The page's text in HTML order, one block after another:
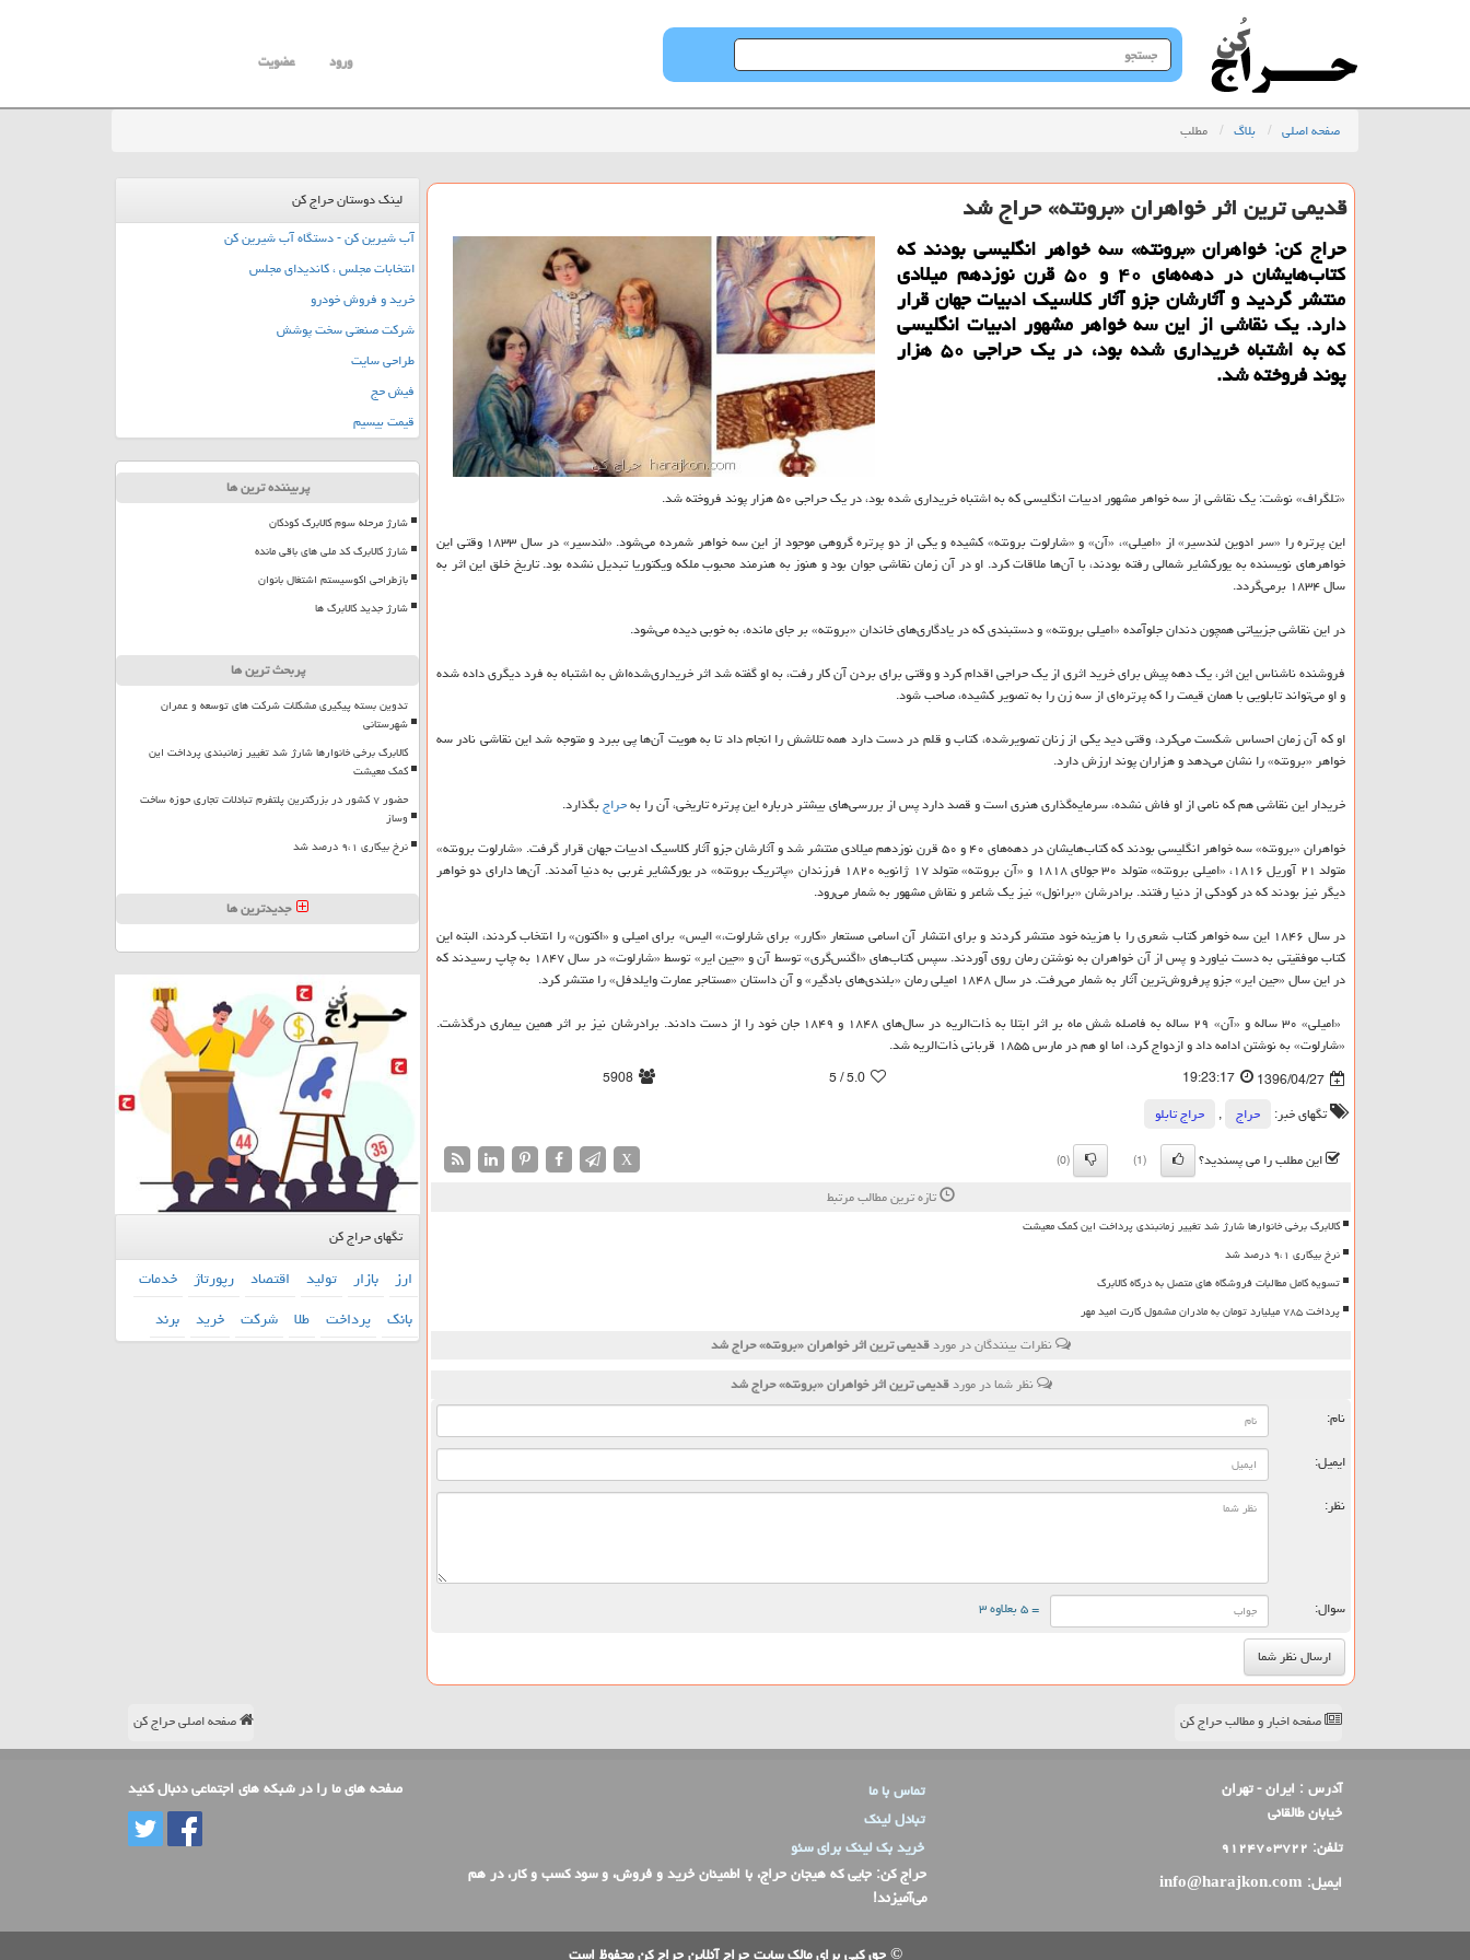
جستجو
در
ورود عضویت
صفحه اصلی بلاگ مطلب
قدیمی ترین اثر خواهران «برونته» حراج شد
حراج كن: خواهران «برونته» سه خواهر انگلیسی بودند كه
كتاب‌هایشان در دهه‌های ۴۰ و ۵۰ قرن نوزدهم میلادی
منتشر گردید و آثارشان جزو آثار كلاسیك ادبیات جهان قرار
دارد. یك نقاشی از این سه خواهر مشهور ادبیات انگلیسی
كه به اشتباه خریداری شده بود، در یك حراجی ۵۰ هزار
پوند فروخته شد.
«تلگراف» نوشت: یك نقاشی از سه خواهر مشهور ادبیات انگلیسی كه به اشتباه خریداری شده بود، در یك حراجی ۵۰ هزار پوند فروخته شد.
این پرتره را «سر ادوین لندسیر» از «امیلی»، «آن» و «شارلوت برونته» كشیده و یكی از دو پرتره گروهی موجود از این سه خواهر شمرده می‌شود. «لندسیر» در سال ۱۸۳۳ وقتی این
خواهرهای نویسنده به یوركشایر شمالی رفته بودند، با آن‌ها ملاقات كرد. او در آن زمان نقاشی جوان بود و هنوز به هنرمند محبوب ملكه ویكتوریا تبدیل نشده بود. تاریخ خلق این اثر به
سال ۱۸۳۴ برمی‌گردد.
در این نقاشی جزییاتی همچون دندان جلوآمده‌ «امیلی برونته» و دستبندی كه در یادگاری‌های خاندان «برونته» بر جای مانده، به خوبی دیده می‌شود.
فروشنده نا‌شناس این اثر، یك دهه پیش برای خرید اثری از یك حراجی اقدام كرد و وقتی برای بردن آن كار رفت، به او گفته شد اثر خریداری‌شده‌اش به اشتباه به فرد دیگری داده شده
و او می‌تواند تابلویی با‌‌ همان قیمت را كه پرتره‌ای از سه زن را به تصویر كشیده، صاحب شود.
او كه آن زمان احساس شكست می‌كرد، وقتی دید یكی از زنان تصویرشده، كتاب و قلم در دست دارد همه تلاشش را انجام داد تا به هویت آن‌ها پی ببرد و متوجه شد این نقاشی نادر سه
خواهر «برونته» را نشان می‌دهد و هزاران پوند ارزش دارد.
خریدار این نقاشی هم كه نامی از او فاش نشده، سرمایه‌گذاری هنری است و قصد دارد پس از بررسی‌های بیشتر درباره این پرتره تاریخی، آن را بهحراجبگذارد.
خواهران «برونته» سه خواهر انگلیسی بودند كه كتاب‌هایشان در دهه‌های ۴۰ و ۵۰ قرن نوزدهم میلادی منتشر شد و آثارشان جزو آثار كلاسیك ادبیات جهان قرار گرفت. «شارلوت برونته»
متولد ۲۱ آوریل ۱۸۱۶، «امیلی برونته» متولد ۳۰ جولای ۱۸۱۸ و «آن برونته» متولد ۱۷ ژانویه ۱۸۲۰ فرزندان «پاتریك برونته» در یوركشایر غربی به دنیا آمدند. آن‌ها دارای دو خواهر
دیگر نیز بودند كه در كودكی از دنیا رفتند. برادرشان «برانول» نیز یك شاعر و نقاش مشهور به شمار می‌رود.
در سال ۱۸۴۶ این سه خواهر كتاب شعری را با هزینه خود منتشر كردند و برای انتشار آن اسامی مستعار «كارر» برای شارلوت،» الیس» برای امیلی و «اكتون» را انتخاب كردند، البته این
كتاب موفقیتی به دست نیاورد و پس از آن خواهران به نوشتن رمان روی آوردند. سپس كتاب‌های «اگنس‌گری» توسط آن و «جین ایر» توسط «شارلوت» در سال ۱۸۴۷ به چاپ رسیدند كه
در این سال «جین ایر» جزو پرفروش‌ترین آثار به شمار می‌رفت. در سال ۱۸۴۸ امیلی رمان «بلندی‌های بادگیر» و آن داستان «مستاجر عمارت وایلدفل» را منتشر كرد.
«امیلی» ۳۰ ساله و «آن» ۲۹ ساله به فاصله شش ماه بر اثر ابتلا به ذات‌الریه در سال‌های ۱۸۴۸ و ۱۸۴۹ جان خود را از دست دادند. برادرشان نیز بر اثر همین بیماری درگذشت.
«شارلوت» به نوشتن ادامه داد و ازدواج كرد، اما او هم در مارس ۱۸۵۵ قربانی ذات‌الریه شد.
1396/04/27
19:23:17
5.0
/ 5
5908
تگهای خبر:
حراج ,
حراج تابلو
این مطلب را می پسندید؟
(1)
(0)
X
تازه ترین مطالب مرتبط
کالابرگ برخی خانوارها شارژ شد تغییر زمانبندی پرداخت این کمک معیشت
نرخ بیکاری ۹،۱ درصد شد
تسویه کامل مطالبات فروشگاه های متصل به درگاه کالابرگ
پرداخت ۷۸۵ میلیارد تومان به مادران مشمول کارت امید مهر
نظرات بینندگان در موردقدیمی ترین اثر خواهران «برونته» حراج شد
نظر شما در موردقدیمی ترین اثر خواهران «برونته» حراج شد
نام:
ایمیل:
نظر:
سوال: = ۵ بعلاوه ۳
لینک دوستان حراج کن
آب شیرین کن - دستگاه آب شیرین کن
انتخابات مجلس ، کاندیدای مجلس
خرید و فروش خودرو
شرکت صنعتی سخت پوشش
طراحی سایت
فیش حج
قیمت بیسیم
پربیننده ترین ها
شارژ مرحله سوم کالابرگ کودکان
شارژ کالابرگ کد ملی های باقی مانده
بازطراحی اکوسیستم اشتغال بانوان
شارژ جدید کالابرگ ها
پربحث ترین ها
تدوین بسته پیگیری مشکلات شرکت های توسعه و عمران
شهرستانی
کالابرگ برخی خانوارها شارژ شد تغییر زمانبندی پرداخت این
کمک معیشت
حضور ۷ کشور در بزرگترین پلتفرم تبادلات تجاری حوزه ساخت
وساز
نرخ بیکاری ۹،۱ درصد شد
جدیدترین ها
تگهای حراج کن
ارز بازار تولید اقتصاد رپورتاژ خدمات
بانك پرداخت طلا شركت خرید برند
صفحه اخبار و مطالب حراج کن صفحه اصلی حراج کن
آدرس : ایران - تهران
خیابان طالقانی
تلفن: ۹۱۲۴۷۰۳۷۲۲
ایمیل: info@harajkon.com
تماس با ما
تبادل لینک
خرید بک لینک برای سئو
حراج کن: جایی که هیجان حراج، با اطمینان خرید و فروش، و سود کسب و کار، در هم
می‌آمیزند!
صفحه های ما را در شبکه های اجتماعی دنبال کنید
© حق کپی برای مالک سایت حراج آنلاین حراج کن محفوظ است